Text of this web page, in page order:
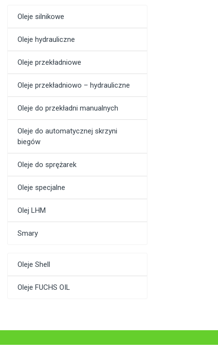
Oleje silnikowe
Oleje hydrauliczne
Oleje przekładniowe
Oleje przekładniowo – hydrauliczne
Oleje do przekładni manualnych
Oleje do automatycznej skrzyni
biegów
Oleje do sprężarek
Oleje specjalne
Olej LHM
Smary
Oleje Shell
Oleje FUCHS OIL